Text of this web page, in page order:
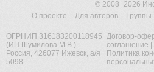
© 2008−2026
О проекте
Для авторов Группы
ОГРНИП 316183200118945
(ИП Шумилова М.В.)
Россия, 426077 Ижевск, а/я
5098
Договор-
соглашение
Политика